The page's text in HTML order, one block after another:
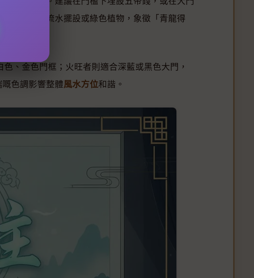
邊）擺放流水擺設或綠色植物，象徵「青龍得
、金色門框；火旺者則適合深藍或黑色大門，
色調影響整體風水方位和諧。